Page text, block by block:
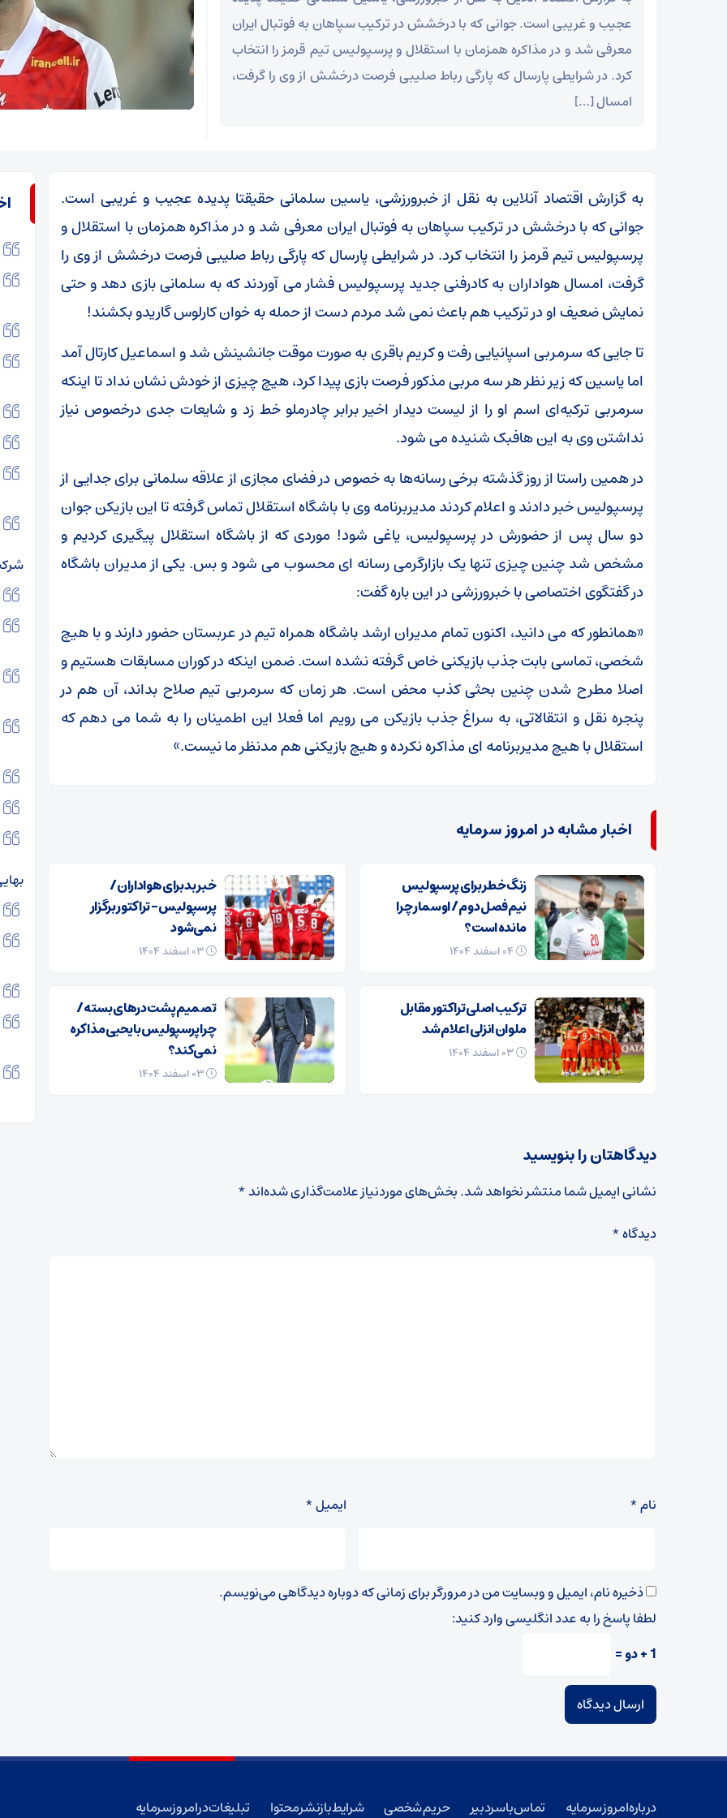
عجیب و غریبی است. جوانی که با درخشش در ترکیب سپاهان به فوتبال ایران
معرفی شد و در مذاکره همزمان با استقلال و پرسپولیس تیم قرمز را انتخاب
کرد. در شرایطی پارسال که پارگی رباط صلیبی فرصت درخشش از وی را گرفت،
امسال […]
به گزارش اقتصاد آنلاین به نقل از خبرورزشی، یاسین سلمانی حقیقتا پدیده عجیب و غریبی است.
جوانی که با درخشش در ترکیب سپاهان به فوتبال ایران معرفی شد و در مذاکره همزمان با استقلال و
پرسپولیس تیم قرمز را انتخاب کرد. در شرایطی پارسال که پارگی رباط صلیبی فرصت درخشش از وی را
گرفت، امسال هواداران به کادرفنی جدید پرسپولیس فشار می آوردند که به سلمانی بازی دهد و حتی
نمایش ضعیف او در ترکیب هم باعث نمی شد مردم دست از حمله به خوان کارلوس گاریدو بکشند!
تا جایی که سرمربی اسپانیایی رفت و کریم باقری به صورت موقت جانشینش شد و اسماعیل کارتال آمد
اما یاسین که زیر نظر هر سه مربی مذکور فرصت بازی پیدا کرد، هیچ چیزی از خودش نشان نداد تا اینکه
سرمربی ترکیه‌ای اسم او را از لیست دیدار اخیر برابر چادرملو خط زد و شایعات جدی درخصوص نیاز
نداشتن وی به این هافبک شنیده می شود.
در همین راستا از روز گذشته برخی رسانه‌ها به خصوص در فضای مجازی از علاقه سلمانی برای جدایی از
پرسپولیس خبر دادند و اعلام کردند مدیربرنامه وی با باشگاه استقلال تماس گرفته تا این بازیکن جوان
دو سال پس از حضورش در پرسپولیس، یاغی شود! موردی که از باشگاه استقلال پیگیری کردیم و
مشخص شد چنین چیزی تنها یک بازارگرمی رسانه ای محسوب می شود و بس. یکی از مدیران باشگاه
در گفتگوی اختصاصی با خبرورزشی در این باره گفت:
«همانطور که می دانید، اکنون تمام مدیران ارشد باشگاه همراه تیم در عربستان حضور دارند و با هیچ
شخصی، تماسی بابت جذب بازیکنی خاص گرفته نشده است. ضمن اینکه در کوران مسابقات هستیم و
اصلا مطرح شدن چنین بحثی کذب محض است. هر زمان که سرمربی تیم صلاح بداند، آن هم در
پنجره نقل و انتقالاتی، به سراغ جذب بازیکن می رویم اما فعلا این اطمینان را به شما می دهم که
استقلال با هیچ مدیربرنامه ای مذاکره نکرده و هیچ بازیکنی هم مدنظر ما نیست.»
اخبار مشابه در امروز سرمایه
زنگ خطر برای پرسپولیس
نیم‌فصل دوم / اوسمار چرا
مانده است؟
خبر بد برای هواداران /
پرسپولیس – تراکتور برگزار
نمی‌شود
۰۳ اسفند ۱۴۰۴
ترکیب اصلی تراکتور مقابل
ملوان انزلی اعلام شد
تصمیم پشت در‌های بسته /
چرا پرسپولیس با یحیی مذاکره
نمی‌کند؟
۰۳ اسفند ۱۴۰۴
دیدگاهتان را بنویسید
نشانی ایمیل شما منتشر نخواهد شد.بخش‌های موردنیاز علامت‌گذاری شده‌اند*
دیدگاه*
نام* ایمیل*
ذخیره نام، ایمیل و وبسایت من در مرورگر برای زمانی که دوباره دیدگاهی می‌نویسم.
لطفا پاسخ را به عدد انگلیسی وارد کنید:
1 + دو =
درباره امروز سرمایه تماس با سردبیر حریم شخصی شرایط بازنشر محتوا
تبلیغات در امروز سرمایه